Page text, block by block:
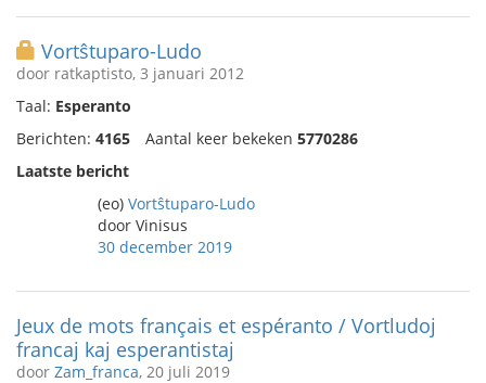
Vortŝtuparo-Ludo
door ratkaptisto, 3 januari 2012
Taal: Esperanto
Berichten: 4165 Aantal keer bekeken 5770286
Laatste bericht
(eo) Vortŝtuparo-Ludo
door Vinisus
30 december 2019
Jeux de mots français et espéranto / Vortludoj
francaj kaj esperantistaj
door Zam_franca, 20 juli 2019